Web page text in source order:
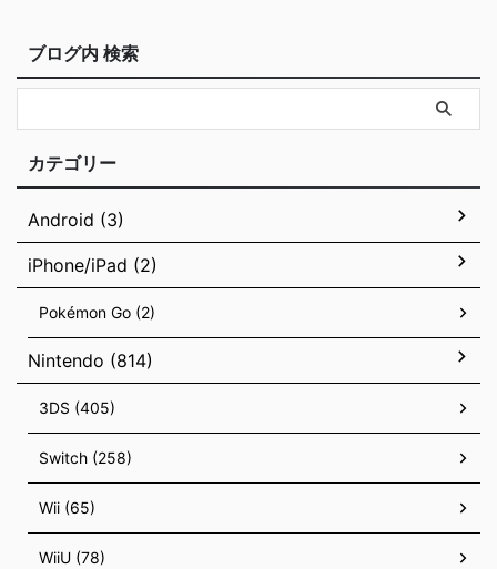
ブログ内 検索
カテゴリー
Android (3)
iPhone/iPad (2)
Pokémon Go (2)
Nintendo (814)
3DS (405)
Switch (258)
Wii (65)
WiiU (78)